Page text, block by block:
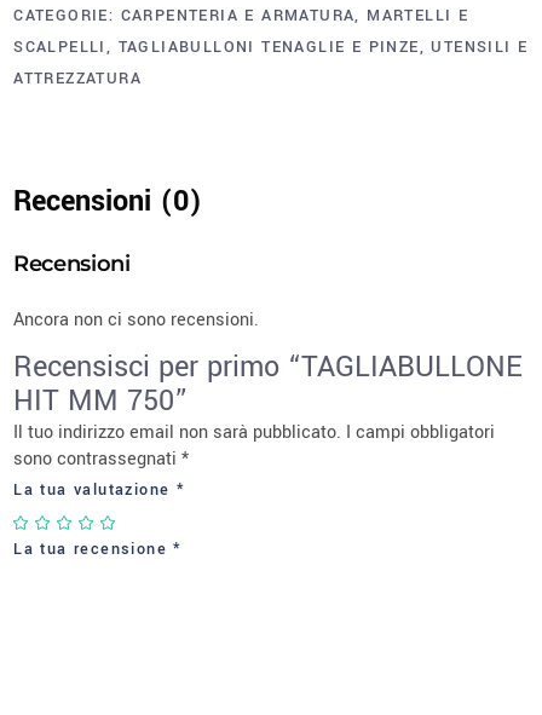
CATEGORIE: CARPENTERIA E ARMATURA, MARTELLI E
SCALPELLI, TAGLIABULLONI TENAGLIE E PINZE,UTENSILI E
ATTREZZATURA
Recensioni (0)
Recensioni
Ancora non ci sono recensioni.
Recensisci per primo “TAGLIABULLONE
HIT MM 750”
Il tuo indirizzo email non sarà pubblicato. I campi obbligatori
sono contrassegnati*
La tua valutazione *
La tua recensione*